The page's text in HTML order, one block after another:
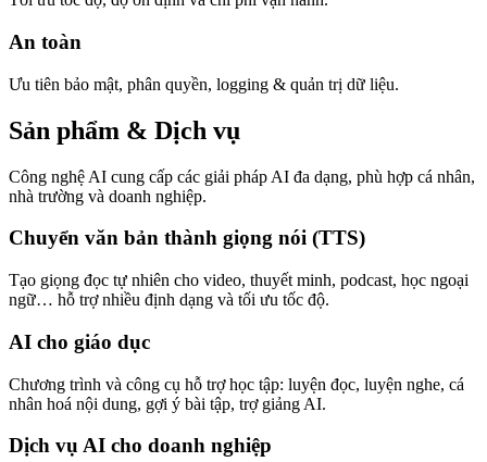
An toàn
Ưu tiên bảo mật, phân quyền, logging & quản trị dữ liệu.
Sản phẩm & Dịch vụ
Công nghệ AI cung cấp các giải pháp AI đa dạng, phù hợp cá nhân,
nhà trường và doanh nghiệp.
Chuyển văn bản thành giọng nói (TTS)
Tạo giọng đọc tự nhiên cho video, thuyết minh, podcast, học ngoại
ngữ… hỗ trợ nhiều định dạng và tối ưu tốc độ.
AI cho giáo dục
Chương trình và công cụ hỗ trợ học tập: luyện đọc, luyện nghe, cá
nhân hoá nội dung, gợi ý bài tập, trợ giảng AI.
Dịch vụ AI cho doanh nghiệp